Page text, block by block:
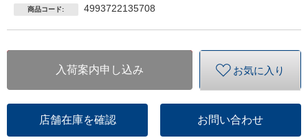
商品コード: 4993722135708
入荷案内申し込み お気に入り
店舗在庫を確認 お問い合わせ